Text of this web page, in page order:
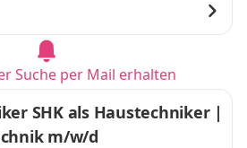
Suche per Mail erhalten
SHK als Haustechniker |
m/w/d